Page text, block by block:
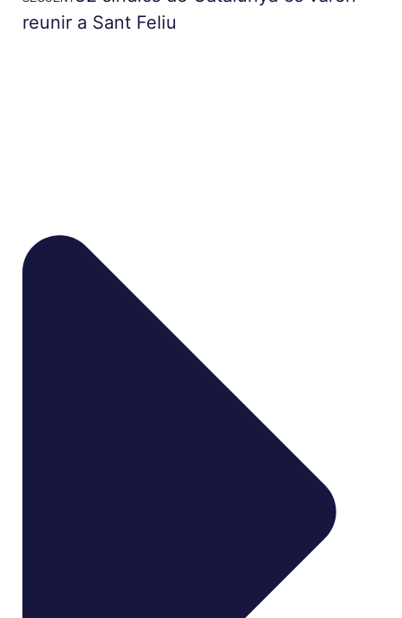
reunir a Sant Feliu